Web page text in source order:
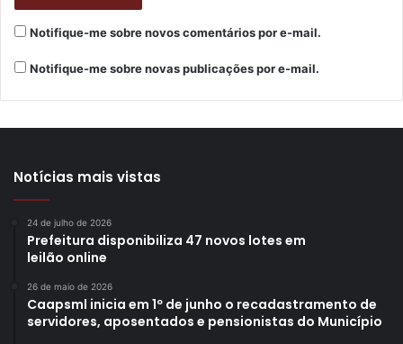
Notifique-me sobre novos comentários por e-mail.
Notifique-me sobre novas publicações por e-mail.
Notícias mais vistas
24 de julho de 2026
Prefeitura disponibiliza 47 novos lotes em
leilão online
26 de maio de 2026
Caapsml inicia em 1º de junho o recadastramento de
servidores, aposentados e pensionistas do Município